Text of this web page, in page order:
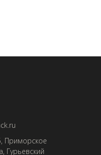
Приморское
Гурьевский